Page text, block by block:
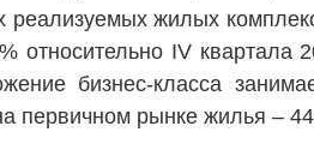
жилых
относительно IV квартала
бизнес-класса
первичном рынке жилья –